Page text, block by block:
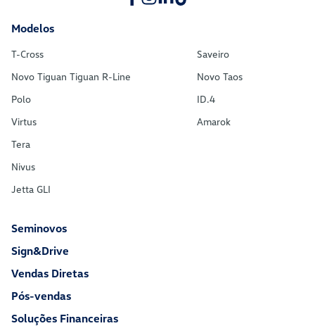
Modelos
T-Cross
Novo Tiguan Tiguan R-Line
Polo
Virtus
Tera
Nivus
Jetta GLI
Saveiro
Novo Taos
ID.4
Amarok
Seminovos
Sign&Drive
Vendas Diretas
Pós-vendas
Soluções Financeiras